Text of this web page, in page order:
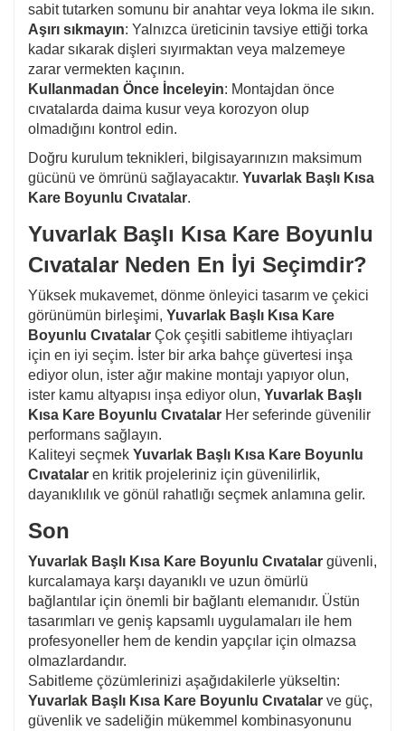
sabit tutarken somunu bir anahtar veya lokma ile sıkın.
Aşırı sıkmayın: Yalnızca üreticinin tavsiye ettiği torka
kadar sıkarak dişleri sıyırmaktan veya malzemeye
zarar vermekten kaçının.
Kullanmadan Önce İnceleyin: Montajdan önce
cıvatalarda daima kusur veya korozyon olup
olmadığını kontrol edin.
Doğru kurulum teknikleri, bilgisayarınızın maksimum
gücünü ve ömrünü sağlayacaktır. Yuvarlak Başlı Kısa
Kare Boyunlu Cıvatalar.
Yuvarlak Başlı Kısa Kare Boyunlu
Cıvatalar Neden En İyi Seçimdir?
Yüksek mukavemet, dönme önleyici tasarım ve çekici
görünümün birleşimi, Yuvarlak Başlı Kısa Kare
Boyunlu Cıvatalar Çok çeşitli sabitleme ihtiyaçları
için en iyi seçim. İster bir arka bahçe güvertesi inşa
ediyor olun, ister ağır makine montajı yapıyor olun,
ister kamu altyapısı inşa ediyor olun, Yuvarlak Başlı
Kısa Kare Boyunlu Cıvatalar Her seferinde güvenilir
performans sağlayın.
Kaliteyi seçmek Yuvarlak Başlı Kısa Kare Boyunlu
Cıvatalar en kritik projeleriniz için güvenilirlik,
dayanıklılık ve gönül rahatlığı seçmek anlamına gelir.
Son
Yuvarlak Başlı Kısa Kare Boyunlu Cıvatalar güvenli,
kurcalamaya karşı dayanıklı ve uzun ömürlü
bağlantılar için önemli bir bağlantı elemanıdır. Üstün
tasarımları ve geniş kapsamlı uygulamaları ile hem
profesyoneller hem de kendin yapçılar için olmazsa
olmazlardandır.
Sabitleme çözümlerinizi aşağıdakilerle yükseltin:
Yuvarlak Başlı Kısa Kare Boyunlu Cıvatalar ve güç,
güvenlik ve sadeliğin mükemmel kombinasyonunu